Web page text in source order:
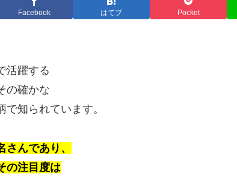
Facebook はてブ Pocket
活躍する
の確かな
知られています。
んであり、
の注目度は